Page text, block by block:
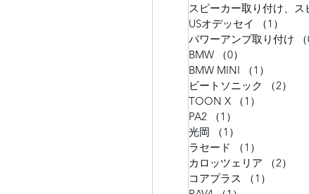
USオデッセイ （1）
パワーアンプ取り付け
BMW
（0）
BMW MINI
（1）
ビートソニック
（2）
TOON X
（1）
PA2
（1）
光岡
（1）
ラセード
（1）
カロッツェリア
（2）
コアプラス
（1）